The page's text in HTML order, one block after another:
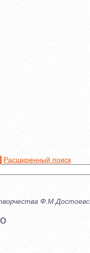
Расширенный поиск